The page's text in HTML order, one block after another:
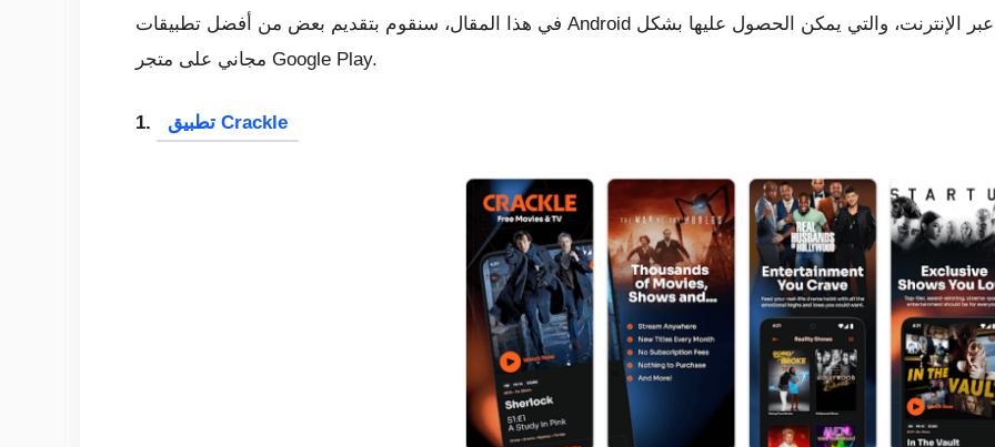
في هذا المقال، سنقوم بتقديم بعض من أفضل تطبيقات Android المتاحة لمشاهدة الأفلام والبرامج التلفزيونية عبر الإنترنت، والتي يمكن الحصول عليها بشكل
مجاني على متجر Google Play.
1. تطبيق Crackle